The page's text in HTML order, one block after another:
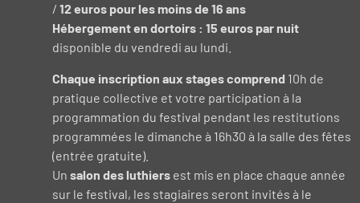
/ 12 euros pour les moins de 16 ans
Hébergement en dortoirs : 15 euros par nuit
disponible du vendredi au lundi.
Chaque inscription aux stages comprend 10h de
pratique collective et votre participation à la
programmation du festival pendant les restitutions
programmées le dimanche à 16h30 à la salle des fêtes
(entrée gratuite).
Un salon des luthiers est mis en place chaque année
sur le festival, les stagiaires seront invités à le